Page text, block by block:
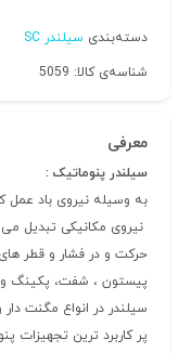
دسته‌بندی سیلندر SC
شناسه‌ی کالا: 5059
معرفی
سیلندر پنوماتیک :
به وسیله نیروی باد عمل
نیروی مکانیکی تبدیل
حرکت و در فشار و قطر
پیستون ، شفت، پکینگ و
سیلندر در انواع مگنت
پر کاربرد ترین تجهیزات